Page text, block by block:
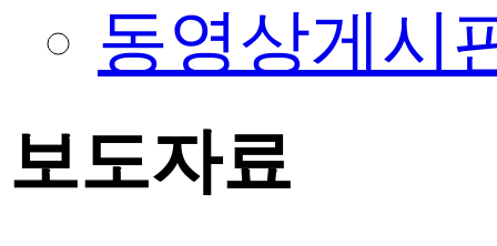
동영상게시
보도자료